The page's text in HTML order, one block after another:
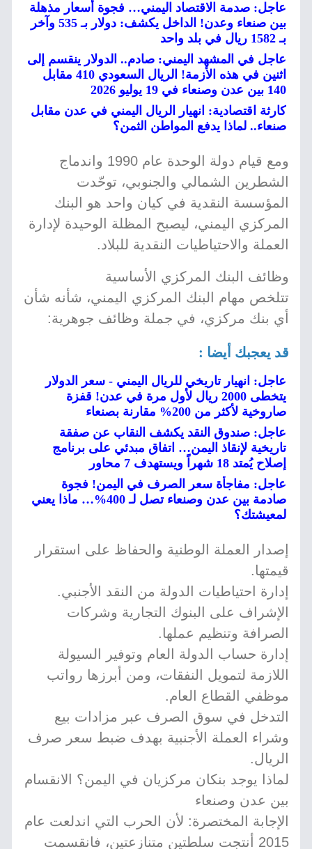
عاجل: صدمة الاقتصاد اليمني… فجوة أسعار مذهلة
بين صنعاء وعدن! الداخل يكشف: دولار بـ 535 وآخر
بـ 1582 ريال في بلد واحد
عاجل في المشهد اليمني: صادم.. الدولار ينقسم إلى
اثنين في هذه الأزمة! الريال السعودي 410 مقابل
140 بين عدن وصنعاء في 19 يوليو 2026
كارثة اقتصادية: انهيار الريال اليمني في عدن مقابل
صنعاء.. لماذا يدفع المواطن الثمن؟
ومع قيام دولة الوحدة عام 1990 واندماج
الشطرين الشمالي والجنوبي، توحّدت
المؤسسة النقدية في كيان واحد هو البنك
المركزي اليمني، ليصبح المظلة الوحيدة لإدارة
العملة والاحتياطيات النقدية للبلاد.
وظائف البنك المركزي الأساسية
تتلخص مهام البنك المركزي اليمني، شأنه شأن
أي بنك مركزي، في جملة وظائف جوهرية:
قد يعجبك أيضا :
عاجل: انهيار تاريخي للريال اليمني - سعر الدولار
يتخطى 2000 ريال لأول مرة في عدن! قفزة
صاروخية لأكثر من 200% مقارنة بصنعاء
عاجل: صندوق النقد يكشف النقاب عن صفقة
تاريخية لإنقاذ اليمن… اتفاق مبدئي على برنامج
إصلاح يُمتد 18 شهراً ويستهدف 7 محاور
عاجل: مفاجأة سعر الصرف في اليمن! فجوة
صادمة بين عدن وصنعاء تصل لـ 400%… ماذا يعني
لمعيشتك؟
إصدار العملة الوطنية والحفاظ على استقرار
قيمتها.
إدارة احتياطيات الدولة من النقد الأجنبي.
الإشراف على البنوك التجارية وشركات
الصرافة وتنظيم عملها.
إدارة حساب الدولة العام وتوفير السيولة
اللازمة لتمويل النفقات، ومن أبرزها رواتب
موظفي القطاع العام.
التدخل في سوق الصرف عبر مزادات بيع
وشراء العملة الأجنبية بهدف ضبط سعر صرف
الريال.
لماذا يوجد بنكان مركزيان في اليمن؟ الانقسام
بين عدن وصنعاء
الإجابة المختصرة: لأن الحرب التي اندلعت عام
2015 أنتجت سلطتين متنازعتين، فانقسمت